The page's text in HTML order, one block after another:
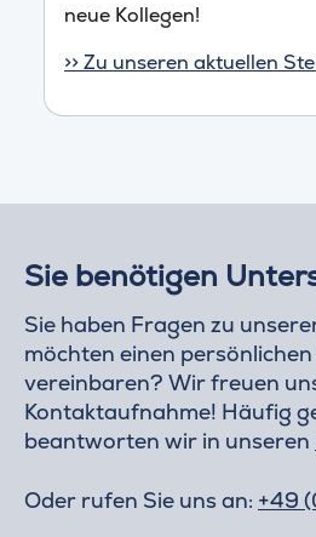
neue Kollegen!
>> Zu unseren aktuellen
Sie benötigen
Sie haben Fragen zu
möchten einen
vereinbaren? Wir freuen
Kontaktaufnahme! Häufig
beantworten wir in unseren
Oder rufen Sie uns an: +49